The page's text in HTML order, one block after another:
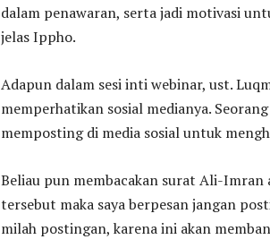
dalam penawaran, serta jadi motivasi
jelas Ippho.
Adapun dalam sesi inti webinar, ust.
memperhatikan sosial medianya.
memposting di media sosial untuk
Beliau pun membacakan surat Ali-
tersebut maka saya berpesan jangan
milah postingan, karena ini akan